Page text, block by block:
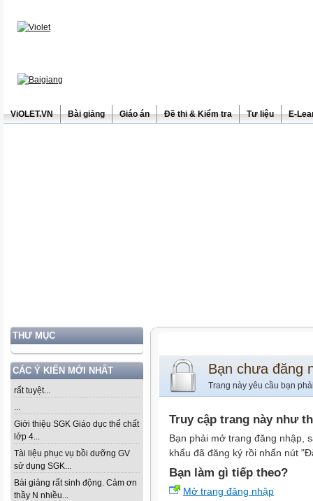
ViOLET.VN Bài giảng Giáo án Đề thi & Kiểm tra Tư liệu E-
THƯ MỤC
CÁC Ý KIẾN MỚI NHẤT
rất tuyệt...
...
Giới thiệu SGK Giáo dục thể chất
lớp 4...
Tài liệu phục vụ bồi dưỡng GV
sử dụng SGK...
Bài giảng rất sinh động. Cảm ơn
thầy N nhiều...
Bạn chưa đăng
Trang này yêu cầu bạn
Truy cập trang này như
Bạn phải mở trang đăng nhập,
khẩu đã đăng ký rồi nhấn nút
Bạn làm gì tiếp theo?
Mở trang đăng nhập